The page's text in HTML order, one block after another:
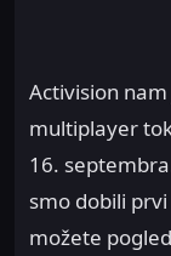
Activision
multiplayer
16.
smo dobili
možete